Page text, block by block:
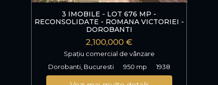
3 IMOBILE - LOT 676 MP -
RECONSOLIDATE - ROMANA VICTORIEI -
DOROBANTI
2,100,000 €
Spațiu comercial de vânzare
Dorobanti, Bucuresti
950 mp 1938